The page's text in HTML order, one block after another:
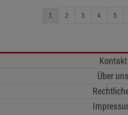
1 2 3 4 5
Kontakt
Über uns